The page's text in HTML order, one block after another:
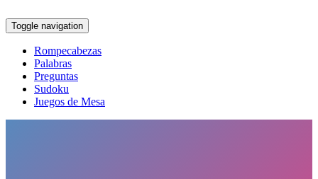
Toggle navigation
Rompecabezas
Palabras
Preguntas
Sudoku
Juegos de Mesa